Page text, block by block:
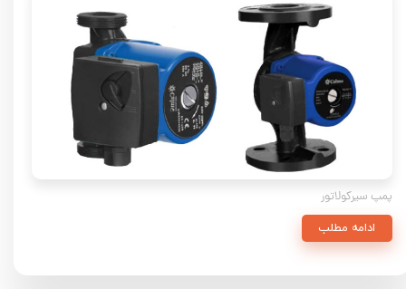
پمپ سیرکولاتور
ادامه مطلب